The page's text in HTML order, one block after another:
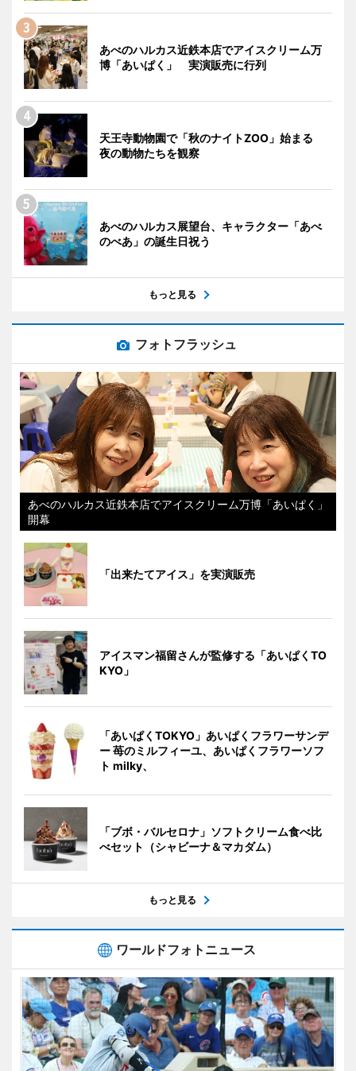
あべのハルカス近鉄本店でアイスクリーム万
博「あいぱく」 実演販売に行列
天王寺動物園で「秋のナイトZOO」始まる
夜の動物たちを観察
あべのハルカス展望台、キャラクター「あべ
のべあ」の誕生日祝う
もっと見る
フォトフラッシュ
あべのハルカス近鉄本店でアイスクリーム万博「あいぱく」
開幕
「出来たてアイス」を実演販売
アイスマン福留さんが監修する「あいぱくTO
KYO」
「あいぱくTOKYO」あいぱくフラワーサンデ
ー 苺のミルフィーユ、あいぱくフラワーソフ
ト milky、
「ブボ・バルセロナ」ソフトクリーム食べ比
べセット（シャビーナ＆マカダム）
もっと見る
ワールドフォトニュース